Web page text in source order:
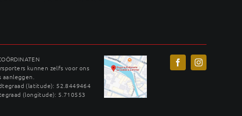
kunnen zelfs voor ons
aanleggen.
(latitude): 52.8449464
(longitude): 5.710553